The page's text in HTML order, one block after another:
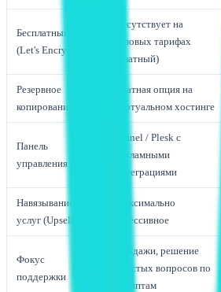
Бесплатный SSL
(Let's Encrypt)
Отсутствует на
базовых тарифах
(платный)
Резервное
копирование
Платная опция на
виртуальном хостинге
Панель
управления
cPanel / Plesk с
рекламными
интеграциями
Навязывание
услуг (Upselling)
Максимально
агрессивное
Фокус
поддержки
Продажи, решение
простых вопросов по
скриптам